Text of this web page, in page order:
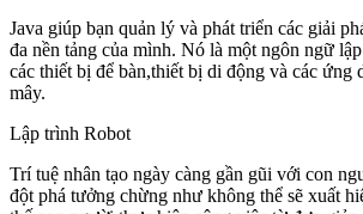
Java giúp bạn quản lý và phát triển các giải
đa nền tảng của mình. Nó là một ngôn ngữ
các thiết bị để bàn,thiết bị di động và các ứng
mây.
Lập trình Robot
Trí tuệ nhân tạo ngày càng gần gũi với con
đột phá tưởng chừng như không thể sẽ xuất